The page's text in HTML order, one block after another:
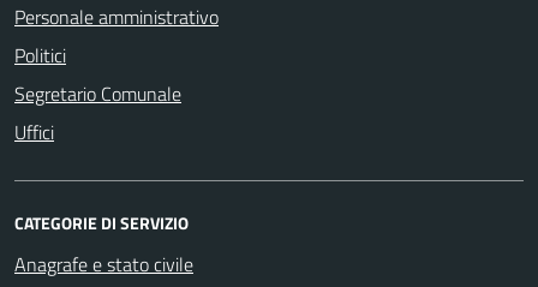
Personale amministrativo
Politici
Segretario Comunale
Uffici
CATEGORIE DI SERVIZIO
Anagrafe e stato civile